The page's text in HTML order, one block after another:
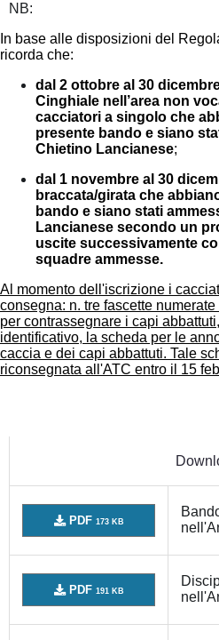
NB:
In base alle disposizioni del
ricorda che:
dal 2 ottobre al 30
Cinghiale nell’area non
cacciatori a singolo che
presente bando e siano
Chietino Lancianese;
dal 1 novembre al 30
braccata/girata che
bando e siano stati
Lancianese secondo un
uscite successivamente
squadre ammesse.
Al momento dell'iscrizione i
consegna: n. tre fascette
per contrassegnare i capi
identificativo, la scheda per le
caccia e dei capi abbattuti. Tale
riconsegnata all'ATC entro il 15
PDF 173 KB
PDF 191 KB